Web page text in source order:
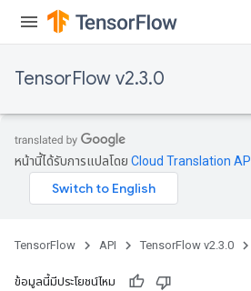
TensorFlow v2.3.0
หน้านี้ได้รับการแปลโดย Cloud Translation API
TensorFlow API TensorFlow v2.3.0
ข้อมูลนี้มีประโยชน์ไหม